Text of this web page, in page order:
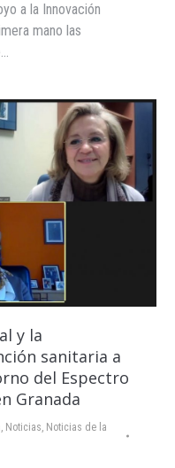
a la Innovación
mano las
y la
sanitaria a
del Espectro
Granada
Noticias Noticias de la